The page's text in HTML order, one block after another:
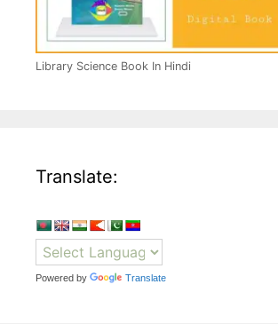
Library Science Book In Hindi
Translate:
Powered by Translate